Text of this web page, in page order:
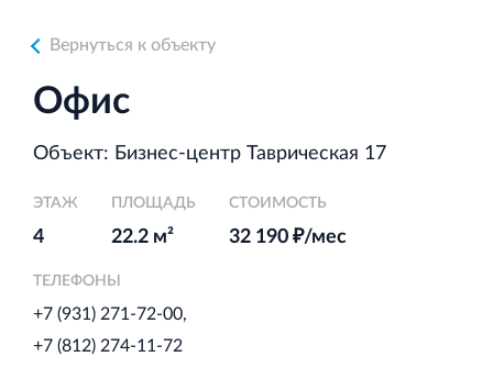
Несъёмная опалубка из щепоцементных плит
ЛЕННИИПРОЕКТ
Проектный институт по жилищно‐гражданскому
Вернуться к объекту
Офис
Объект: Бизнес-центр Таврическая 17
ЭТАЖ
4
ПЛОЩАДЬ
22.2 м²
СТОИМОСТЬ
32 190 ₽/мес
ТЕЛЕФОНЫ
+7 (931) 271-72-00
+7 (812) 274-11-72